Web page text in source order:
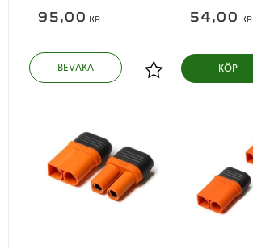
95,00 KR
Lägg till i favoriter
54,00 KR
KÖP